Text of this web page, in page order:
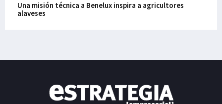
Una misión técnica a Benelux inspira a agricultores
alaveses